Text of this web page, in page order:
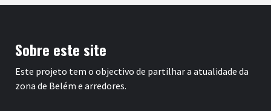
Sobre este site
Este projeto tem o objectivo de partilhar a atualidade da
zona de Belém e arredores.